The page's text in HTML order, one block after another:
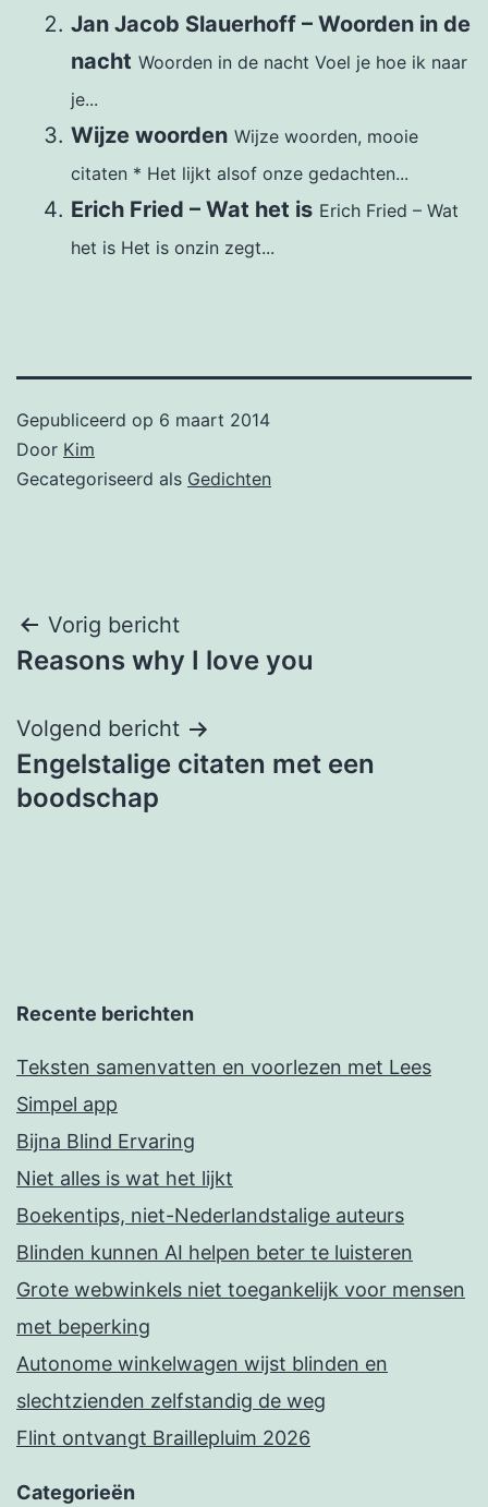
Jan Jacob Slauerhoff – Woorden in de
nacht Woorden in de nacht Voel je hoe ik naar
je...
Wijze woorden Wijze woorden, mooie
citaten * Het lijkt alsof onze gedachten...
Erich Fried – Wat het is Erich Fried – Wat
het is Het is onzin zegt...
Gepubliceerd op 6 maart 2014
Door Kim
Gecategoriseerd als Gedichten
Bericht
navigatie
Vorig bericht
Reasons why I love you
Volgend bericht
Engelstalige citaten met een
boodschap
Recente berichten
Teksten samenvatten en voorlezen met Lees
Simpel app
Bijna Blind Ervaring
Niet alles is wat het lijkt
Boekentips, niet-Nederlandstalige auteurs
Blinden kunnen AI helpen beter te luisteren
Grote webwinkels niet toegankelijk voor mensen
met beperking
Autonome winkelwagen wijst blinden en
slechtzienden zelfstandig de weg
Flint ontvangt Braillepluim 2026
Categorieën